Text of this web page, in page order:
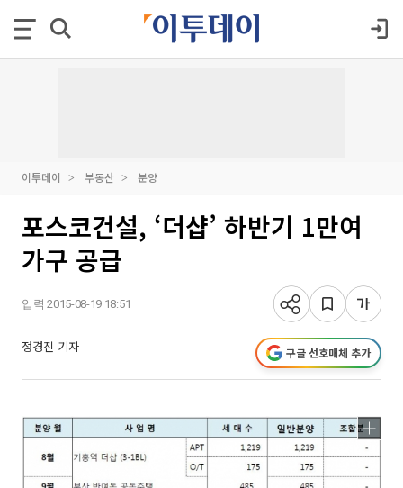
이투데이 부동산 분양
포스코건설, ‘더샵’ 하반기 1만여
가구 공급
입력 2015-08-19 18:51
정경진 기자 구글 선호매체 추가